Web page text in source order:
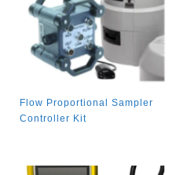
Flow Proportional Sampler
Controller Kit